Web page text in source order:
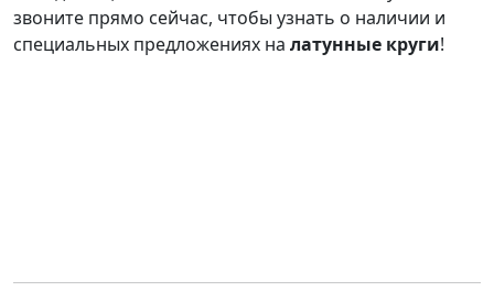
звоните прямо сейчас, чтобы узнать о наличии и
специальных предложениях на латунные круги!